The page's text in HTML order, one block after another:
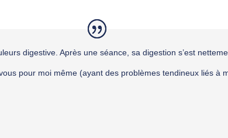
digestive. Après une séance, sa digestion s’est
pour moi même (ayant des problèmes tendineux liés à